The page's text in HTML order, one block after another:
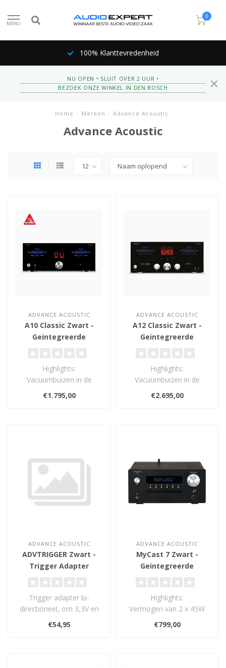
MENU
0
100% Klanttevredenheid
NU OPEN • SLUIT OVER 2 UUR •
BEZOEK ONZE WINKEL IN DEN BOSCH
Home / Merken / Advance Acoustic
Advance Acoustic
ADVANCE ACOUSTIC
A10 Classic Zwart -
Geintegreerde
Highlights:
Vacuümbuizen in de
voorversterker
Eindversterker 2 x 130W (8
€1.795,00
ADVANCE ACOUSTIC
A12 Classic Zwart -
Geintegreerde
Highlights:
Vacuümbuizen in de
voorversterker
Eindversterker Dual Mono
€2.695,00
ADVANCE ACOUSTIC
ADVTRIGGER Zwart -
Trigger Adapter
Trigger adapter bi-
directioneel, om 3,3V en
12V trigger in- en
uitghangen samen ..
€54,95
ADVANCE ACOUSTIC
MyCast 7 Zwart -
Geintegreerde
Highlights:
Vermogen van 2 x 45W
aan 6 Ohm
Muziekstreamer, CD-
€799,00